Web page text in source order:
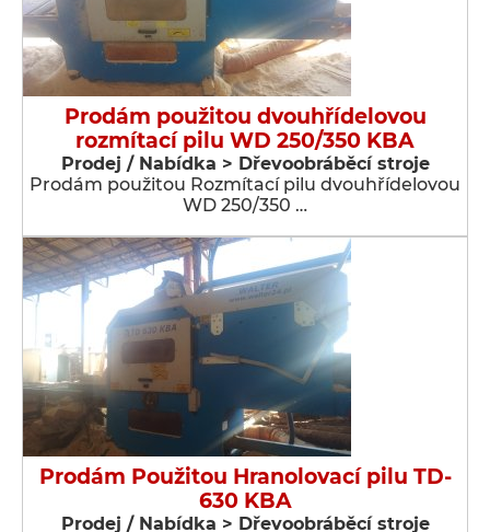
Prodám použitou dvouhřídelovou
rozmítací pilu WD 250/350 KBA
Prodej / Nabídka > Dřevoobráběcí stroje
Prodám použitou Rozmítací pilu dvouhřídelovou
WD 250/350 …
Prodám Použitou Hranolovací pilu TD-
630 KBA
Prodej / Nabídka > Dřevoobráběcí stroje